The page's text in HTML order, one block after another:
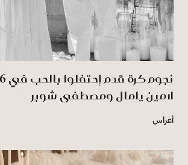
لامين يامال ومصطفى شوبر
أعراس